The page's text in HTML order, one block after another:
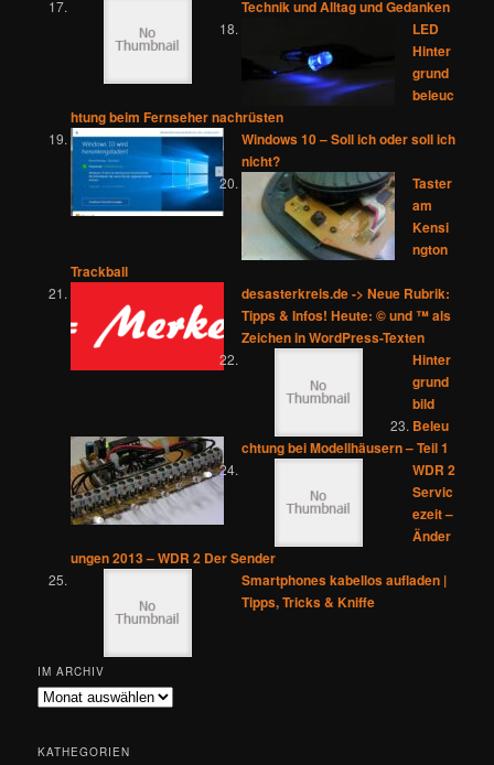
Technik und Alltag und Gedanken
LED
Hinter
grund
beleuc
htung beim Fernseher nachrüsten
Windows 10 – Soll ich oder soll ich
nicht?
Taster
am
Kensi
ngton
Trackball
desasterkreis.de -> Neue Rubrik:
Tipps & Infos! Heute: © und ™ als
Zeichen in WordPress-Texten
Hinter
grund
bild
Beleu
chtung bei Modellhäusern – Teil 1
WDR 2
Servic
ezeit –
Änder
ungen 2013 – WDR 2 Der Sender
Smartphones kabellos aufladen |
Tipps, Tricks & Kniffe
IM ARCHIV
Im
KATHEGORIEN